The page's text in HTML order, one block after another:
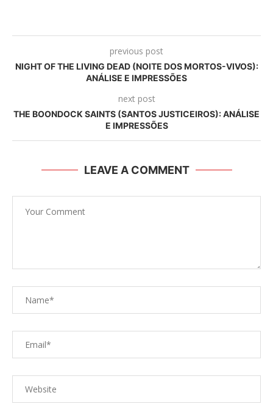
previous post
NIGHT OF THE LIVING DEAD (NOITE DOS MORTOS-VIVOS):
ANÁLISE E IMPRESSÕES
next post
THE BOONDOCK SAINTS (SANTOS JUSTICEIROS): ANÁLISE
E IMPRESSÕES
LEAVE A COMMENT